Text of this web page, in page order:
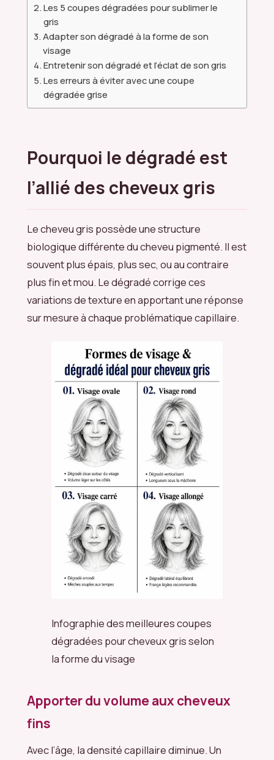
Les 5 coupes dégradées pour sublimer le
gris
Adapter son dégradé à la forme de son
visage
Entretenir son dégradé et l’éclat de son gris
Les erreurs à éviter avec une coupe
dégradée grise
Pourquoi le dégradé est
l’allié des cheveux gris
Le cheveu gris possède une structure
biologique différente du cheveu pigmenté. Il est
souvent plus épais, plus sec, ou au contraire
plus fin et mou. Le dégradé corrige ces
variations de texture en apportant une réponse
sur mesure à chaque problématique capillaire.
Infographie des meilleures coupes
dégradées pour cheveux gris selon
la forme du visage
Apporter du volume aux cheveux
fins
Avec l’âge, la densité capillaire diminue. Un